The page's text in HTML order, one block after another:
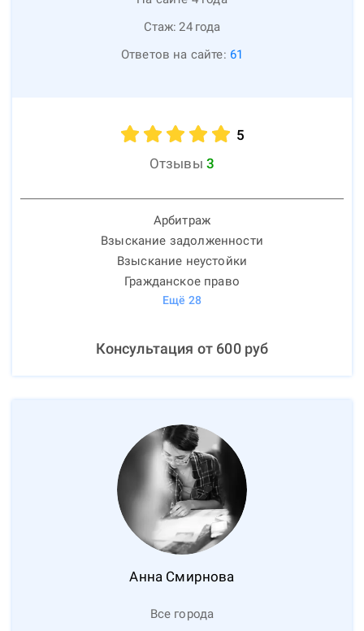
Стаж: 24 года
Ответов на сайте: 61
5
Отзывы 3
Арбитраж
Взыскание задолженности
Взыскание неустойки
Гражданское право
Ещё 28
Консультация от 600руб
Анна Смирнова
Все города